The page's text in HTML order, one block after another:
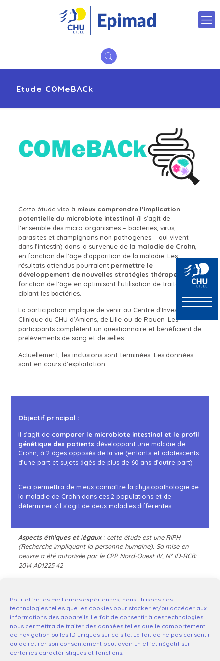
Pour offrir les meilleures expériences, nous utilisons des
technologies telles que les cookies pour stocker et/ou accéder aux
informations des appareils. Le fait de consentir à ces technologies
nous permettra de traiter des données telles que le comportement
de navigation ou les ID uniques sur ce site. Le fait de ne pas consentir
ou de retirer son consentement peut avoir un effet négatif sur
certaines caractéristiques et fonctions.
Etude COMeBACk
Cette étude vise à mieux comprendre l’implication
potentielle du microbiote intestinal (il s’agit de
l’ensemble des micro-organismes – bactéries, virus,
parasites et champignons non pathogènes – qui vivent
dans l’intestin) dans la survenue de la maladie de Crohn
en fonction de l’âge d’apparition de la maladie. Les
résultats attendus pourraient permettre le
développement de nouvelles stratégies thérapeutiques
fonction de l’âge en optimisant l’utilisation de traitements
ciblant les bactéries.
La participation implique de venir au Centre d’Investigation
Clinique du CHU d’Amiens, de Lille ou de Rouen. Les
participants complètent un questionnaire et bénéficient de
prélèvements de sang et de selles.
Actuellement, les inclusions sont terminées. Les données
sont en cours d’exploitation.
Objectif principal :
Il s’agit de comparer le microbiote intestinal et le profil
génétique des patients développant une maladie de
Crohn, à 2 âges opposés de la vie (enfants et adolescents
d’une part et sujets âgés de plus de 60 ans d’autre part).
Ceci permettra de mieux connaître la physiopathologie de
la maladie de Crohn dans ces 2 populations et de
déterminer s’il s’agit de deux maladies différentes.
Aspects éthiques et légaux: cette étude est une RIPH
(Recherche impliquant la personne humaine). Sa mise en
oeuvre a été autorisée par le CPP Nord-Ouest IV, N° ID-RCB:
2014 A01225 42